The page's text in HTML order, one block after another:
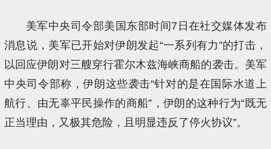
美军中央司令部美国东部时间7日在社交媒体发布
消息说，美军已开始对伊朗发起“一系列有力”的打击，
以回应伊朗对三艘穿行霍尔木兹海峡商船的袭击。美军
中央司令部称，伊朗这些袭击“针对的是在国际水道上
航行、由无辜平民操作的商船”，伊朗的这种行为“既无
正当理由，又极其危险，且明显违反了停火协议”。